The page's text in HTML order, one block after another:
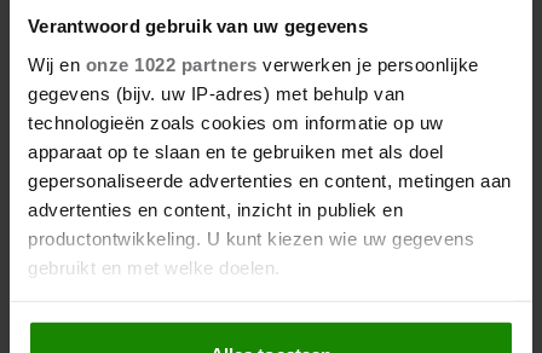
Verantwoord gebruik van uw gegevens
Wij en onze 1022 partners verwerken je persoonlijke
gegevens (bijv. uw IP-adres) met behulp van
technologieën zoals cookies om informatie op uw
apparaat op te slaan en te gebruiken met als doel
gepersonaliseerde advertenties en content, metingen aan
advertenties en content, inzicht in publiek en
productontwikkeling. U kunt kiezen wie uw gegevens
gebruikt en met welke doelen.
Als u het toestaat, willen we ook graag:
niemand die je écht begrijpt